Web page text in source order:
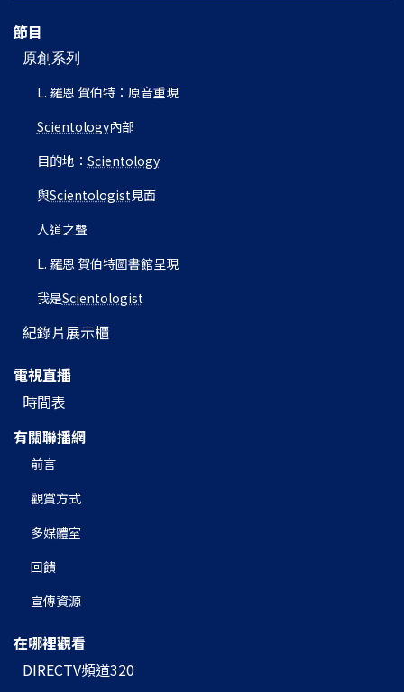
節目
原創系列
L. 羅恩 賀伯特：原音重現
Scientology內部
目的地： Scientology
與Scientologist見面
人道之聲
L. 羅恩 賀伯特圖書館呈現
我是Scientologist
紀錄片展示櫃
電視直播
時間表
有關聯播網
前言
觀賞方式
多媒體室
回饋
宣傳資源
在哪裡觀看
DIRECTV頻道320